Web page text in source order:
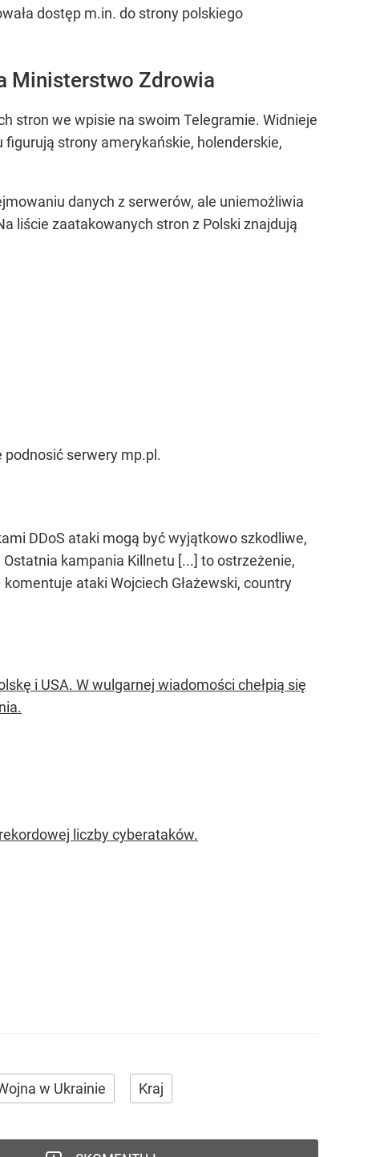
dostęp m.in. do strony polskiego
Ministerstwo Zdrowia
stron we wpisie na swoim Telegramie. Widnieje
strony amerykańskie, holenderskie,
danych z serwerów, ale uniemożliwia
liście zaatakowanych stron z Polski znajdują
podnosić serwery mp.pl.
DDoS ataki mogą być wyjątkowo szkodliwe,
kampania Killnetu [...] to ostrzeżenie,
ataki Wojciech Głażewski, country
i USA. W wulgarnej wiadomości chełpią się
liczby cyberataków.
w Ukrainie Kraj